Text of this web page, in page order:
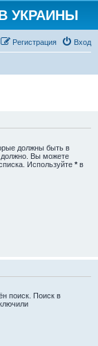
УКРАИНЫ
Вход
Регистрация
должны быть в
должно. Вы можете
Используйте * в
поиск. Поиск в